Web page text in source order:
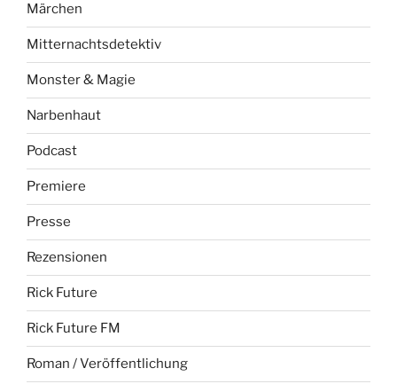
Märchen
Mitternachtsdetektiv
Monster & Magie
Narbenhaut
Podcast
Premiere
Presse
Rezensionen
Rick Future
Rick Future FM
Roman / Veröffentlichung